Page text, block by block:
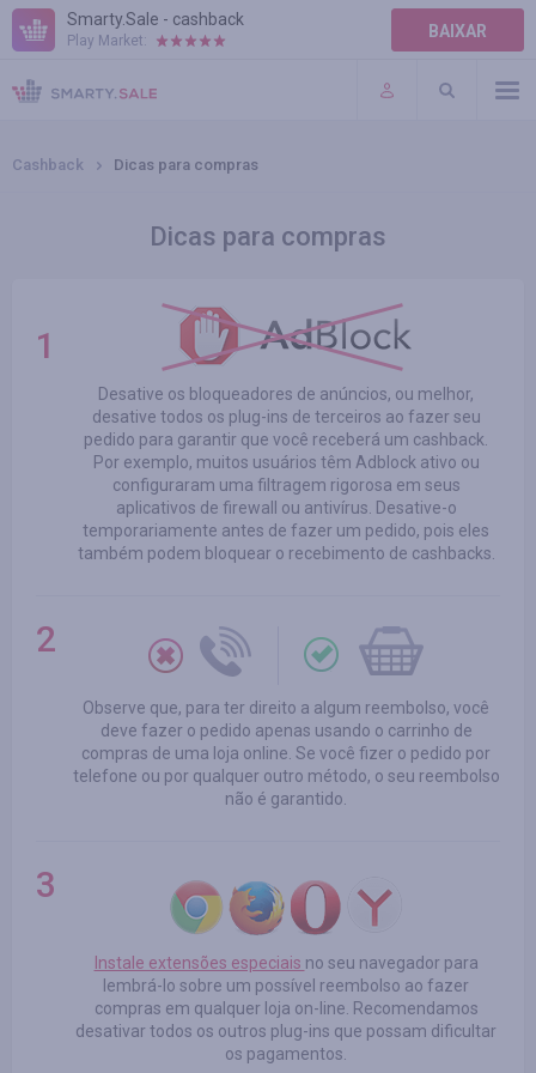
Smarty.Sale - cashback
Play Market: BAIXAR
TERMOS DE USO
PLUGINS
Cashback Dicas para compras
Dicas para compras
Desative os bloqueadores de anúncios, ou melhor,
desative todos os plug-ins de terceiros ao fazer seu
pedido para garantir que você receberá um cashback.
Por exemplo, muitos usuários têm Adblock ativo ou
configuraram uma filtragem rigorosa em seus
aplicativos de firewall ou antivírus. Desative-o
temporariamente antes de fazer um pedido, pois eles
também podem bloquear o recebimento de cashbacks.
Observe que, para ter direito a algum reembolso, você
deve fazer o pedido apenas usando o carrinho de
compras de uma loja online. Se você fizer o pedido por
telefone ou por qualquer outro método, o seu reembolso
não é garantido.
Instale extensões especiais no seu navegador para
lembrá-lo sobre um possível reembolso ao fazer
compras em qualquer loja on-line. Recomendamos
desativar todos os outros plug-ins que possam dificultar
os pagamentos.